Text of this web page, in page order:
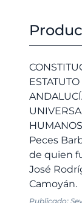
Peces
de quien
José
Camoyán.
Publicado: